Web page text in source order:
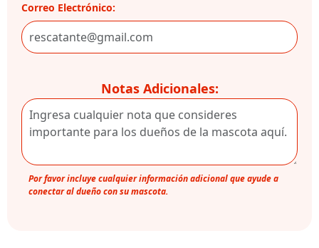
Correo Electrónico:
Notas Adicionales:
Por favor incluye cualquier información adicional que ayude a
conectar al dueño con su mascota.